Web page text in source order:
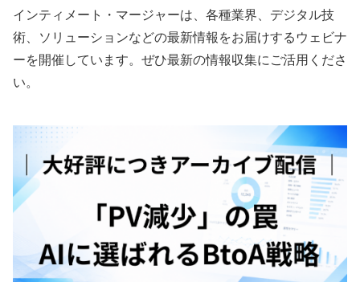
インティメート・マージャーは、各種業界、デジタル技
術、ソリューションなどの最新情報をお届けするウェビナ
ーを開催しています。ぜひ最新の情報収集にご活用くださ
い。